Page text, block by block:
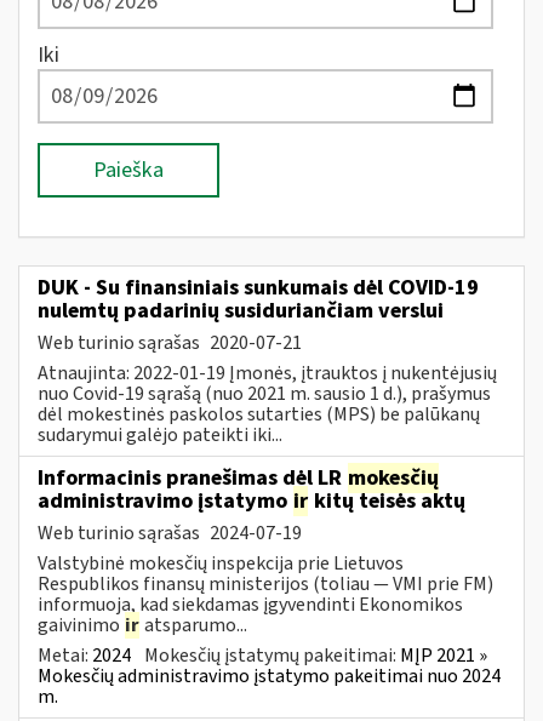
Iki
Paieška
DUK - Su finansiniais sunkumais dėl COVID-19
nulemtų padarinių susiduriančiam verslui
Web turinio sąrašas 2020-07-21
Atnaujinta: 2022-01-19 Įmonės, įtrauktos į nukentėjusių
nuo Covid-19 sąrašą (nuo 2021 m. sausio 1 d.), prašymus
dėl mokestinės paskolos sutarties (MPS) be palūkanų
sudarymui galėjo pateikti iki...
Informacinis pranešimas dėl LR mokesčių
administravimo įstatymo ir kitų teisės aktų
Web turinio sąrašas 2024-07-19
Valstybinė mokesčių inspekcija prie Lietuvos
Respublikos finansų ministerijos (toliau — VMI prie FM)
informuoja, kad siekdamas įgyvendinti Ekonomikos
gaivinimo iratsparumo...
Metai: 2024 Mokesčių įstatymų pakeitimai: MĮP 2021 »
Mokesčių administravimo įstatymo pakeitimai nuo 2024
m.